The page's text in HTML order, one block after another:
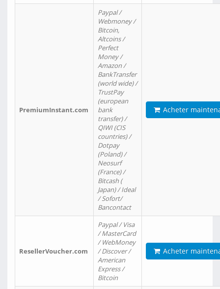
PremiumInstant.com
Paypal /
Webmoney /
Bitcoin,
Altcoins /
Perfect
Money /
Amazon /
BankTransfer
(world wide) /
TrustPay
(european
bank
transfer) /
QIWI (CIS
countries) /
Dotpay
(Poland) /
Neosurf
(France) /
Bitcash (
Japan) / Ideal
/ Sofort/
Bancontact
Acheter
ResellerVoucher.com
Paypal / Visa
/ MasterCard
/ WebMoney
/ Discover /
American
Express /
Bitcoin
Acheter